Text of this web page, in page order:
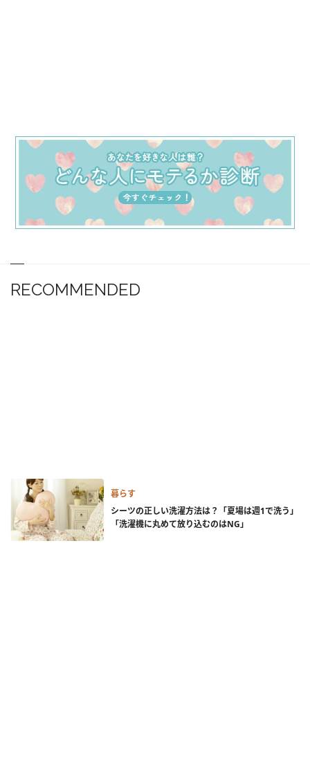
RECOMMENDED
暮らす
シーツの正しい洗濯方法は？「夏場は週1で洗う」
「洗濯機に丸めて放り込むのはNG」